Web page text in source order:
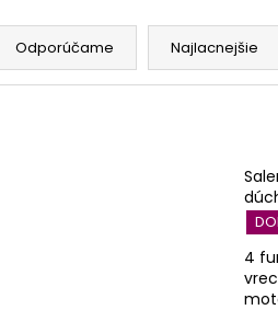
Odporúčame Najlacnejšie
4